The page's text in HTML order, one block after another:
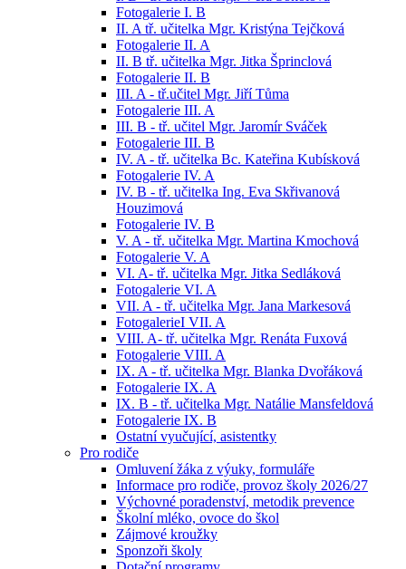
Fotogalerie I. B
II. A tř. učitelka Mgr. Kristýna Tejčková
Fotogalerie II. A
II. B tř. učitelka Mgr. Jitka Šprinclová
Fotogalerie II. B
III. A - tř.učitel Mgr. Jiří Tůma
Fotogalerie III. A
III. B - tř. učitel Mgr. Jaromír Sváček
Fotogalerie III. B
IV. A - tř. učitelka Bc. Kateřina Kubísková
Fotogalerie IV. A
IV. B - tř. učitelka Ing. Eva Skřivanová
Houzimová
Fotogalerie IV. B
V. A - tř. učitelka Mgr. Martina Kmochová
Fotogalerie V. A
VI. A- tř. učitelka Mgr. Jitka Sedláková
Fotogalerie VI. A
VII. A - tř. učitelka Mgr. Jana Markesová
FotogalerieI VII. A
VIII. A- tř. učitelka Mgr. Renáta Fuxová
Fotogalerie VIII. A
IX. A - tř. učitelka Mgr. Blanka Dvořáková
Fotogalerie IX. A
IX. B - tř. učitelka Mgr. Natálie Mansfeldová
Fotogalerie IX. B
Ostatní vyučující, asistentky
Pro rodiče
Omluvení žáka z výuky, formuláře
Informace pro rodiče, provoz školy 2026/27
Výchovné poradenství, metodik prevence
Školní mléko, ovoce do škol
Zájmové kroužky
Sponzoři školy